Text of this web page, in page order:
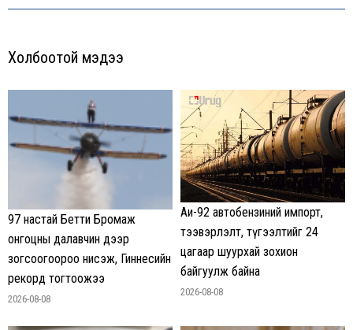
Холбоотой мэдээ
97 настай Бетти Бромаж
онгоцны далавчин дээр
зогсоогоороо нисэж, Гиннесийн
рекорд тогтоожээ
2026-08-08
Аи-92 автобензиний импорт,
тээвэрлэлт, түгээлтийг 24
цагаар шуурхай зохион
байгуулж байна
2026-08-08